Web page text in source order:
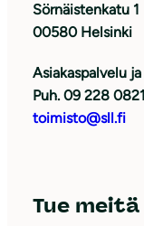
Sörnäistenkatu 1
00580 Helsinki
Asiakaspalvelu
Puh. 09 228
toimisto@sll.fi
Tue meitä